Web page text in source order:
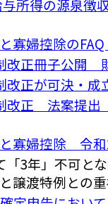
所得の源泉徴
寡婦控除の
改正冊子公開
改正が可決・成
改正 法案提出
寡婦控除 令
「3年」不可と
譲渡特例との